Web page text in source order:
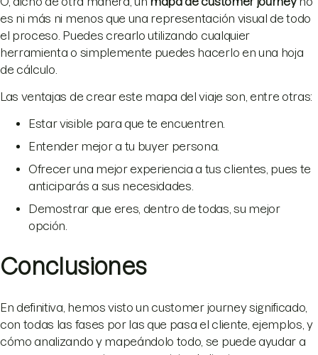
es ni más ni menos que una representación visual de todo
el proceso. Puedes crearlo utilizando cualquier
herramienta o simplemente puedes hacerlo en una hoja
de cálculo.
Las ventajas de crear este mapa del viaje son, entre otras:
Estar visible para que te encuentren.
Entender mejor a tu buyer persona.
Ofrecer una mejor experiencia a tus clientes, pues te
anticiparás a sus necesidades.
Demostrar que eres, dentro de todas, su mejor
opción.
Conclusiones
En definitiva, hemos visto un customer journey significado,
con todas las fases por las que pasa el cliente, ejemplos, y
cómo analizando y mapeándolo todo, se puede ayudar a